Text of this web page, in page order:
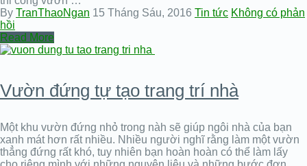
By TranThaoNgan 15 Tháng Sáu, 2016 Tin tức Không có phản
hồi
Read More
Vườn đứng tự tạo trang trí nhà
Một khu vườn đứng nhỏ trong nàh sẽ giúp ngôi nhà của bạn
xanh mát hơn rất nhiều. Nhiều người nghĩ rằng làm một vườn
thẳng đứng rất khó, tuy nhiên bạn hoàn hoàn có thể làm lấy